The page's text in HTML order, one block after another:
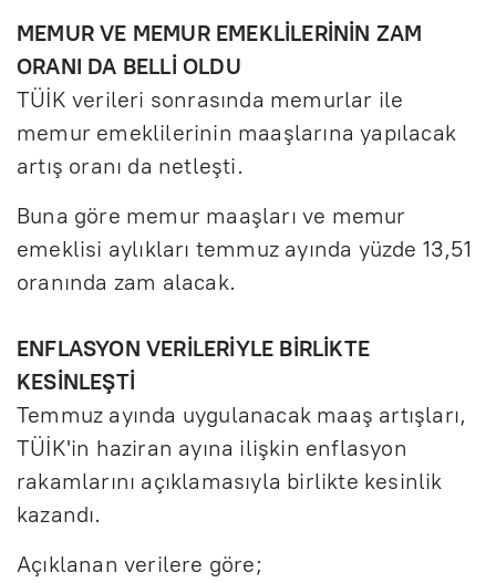
MEMUR VE MEMUR EMEKLİLERİNİN ZAM
ORANI DA BELLİ OLDU
TÜİK verileri sonrasında memurlar ile
memur emeklilerinin maaşlarına yapılacak
artış oranı da netleşti.
Buna göre memur maaşları ve memur
emeklisi aylıkları temmuz ayında yüzde 13,51
oranında zam alacak.
ENFLASYON VERİLERİYLE BİRLİKTE
KESİNLEŞTİ
Temmuz ayında uygulanacak maaş artışları,
TÜİK'in haziran ayına ilişkin enflasyon
rakamlarını açıklamasıyla birlikte kesinlik
kazandı.
Açıklanan verilere göre;